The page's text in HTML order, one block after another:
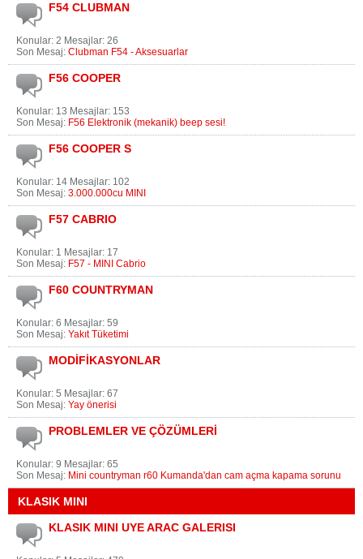
F54 CLUBMAN
Konular: 2 Mesajlar: 26
Son Mesaj: Clubman F54 - Aksesuarlar
F56 COOPER
Konular: 13 Mesajlar: 153
Son Mesaj: F56 Elektronik (mekanik) beep sesi!
F56 COOPER S
Konular: 14 Mesajlar: 102
Son Mesaj: 3.000.000cu MINI
F57 CABRIO
Konular: 1 Mesajlar: 17
Son Mesaj: F57 - MINI Cabrio
F60 COUNTRYMAN
Konular: 6 Mesajlar: 59
Son Mesaj: Yakıt Tüketimi
MODİFİKASYONLAR
Konular: 5 Mesajlar: 67
Son Mesaj: Yay önerisi
PROBLEMLER VE ÇÖZÜMLERİ
Konular: 9 Mesajlar: 65
Son Mesaj: Mini countryman r60 Kumanda'dan cam açma kapama sorunu
KLASIK MINI
KLASIK MINI UYE ARAC GALERISI